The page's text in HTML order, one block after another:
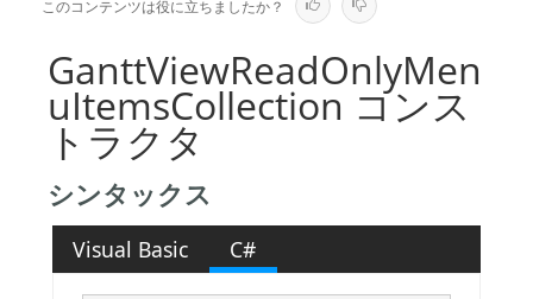
このコンテンツは役に立ちましたか？
GanttViewReadOnlyMen
uItemsCollection コンス
トラクタ
シンタックス
Visual Basic C#